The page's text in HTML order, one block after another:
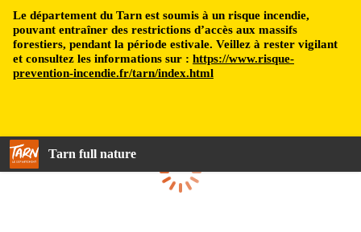
Le département du Tarn est soumis à un risque incendie,
pouvant entraîner des restrictions d’accès aux massifs
forestiers, pendant la période estivale. Veillez à rester vigilant
et consultez les informations sur : https://www.risque-
prevention-incendie.fr/tarn/index.html
Tarn full nature
Loading